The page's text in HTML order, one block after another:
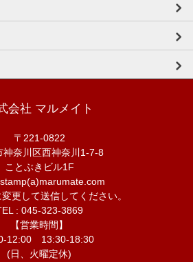
会社 マルメイト
〒221-0822
神奈川区西神奈川1-7-8
ことぶきビル1F
更して送信してください。
: 045-323-3869
【営業時間】
12:00 13:30-18:30
(日、火曜定休)